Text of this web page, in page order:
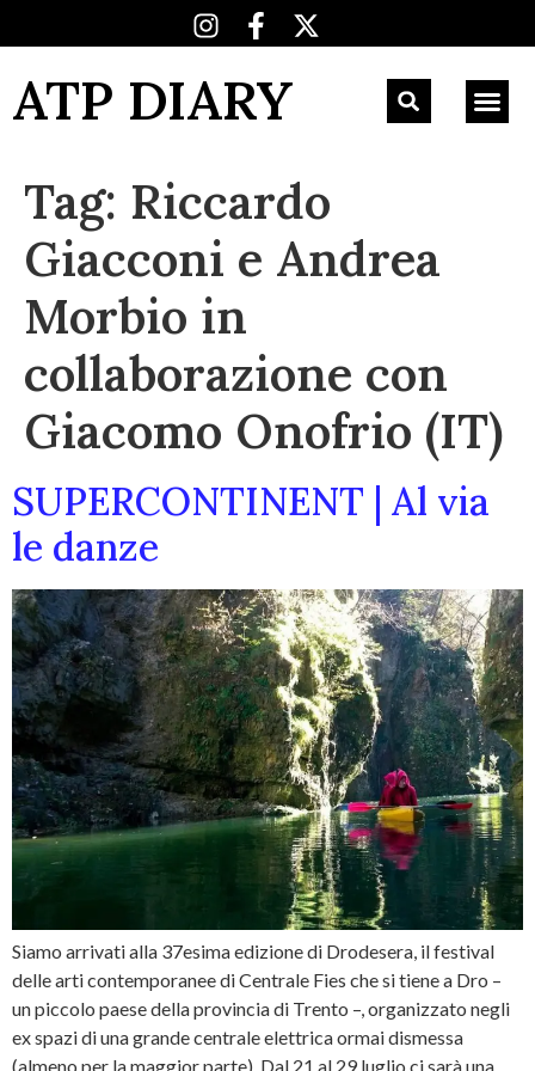
ATP DIARY
Tag: Riccardo
Giacconi e Andrea
Morbio in
collaborazione con
Giacomo Onofrio (IT)
SUPERCONTINENT | Al via
le danze
Siamo arrivati alla 37esima edizione di Drodesera, il festival
delle arti contemporanee di Centrale Fies che si tiene a Dro –
un piccolo paese della provincia di Trento –, organizzato negli
ex spazi di una grande centrale elettrica ormai dismessa
(almeno per la maggior parte). Dal 21 al 29 luglio ci sarà una